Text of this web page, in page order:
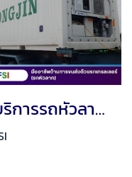
บริการรถหัวลากตู้คอนเทนเนอร์เย็น